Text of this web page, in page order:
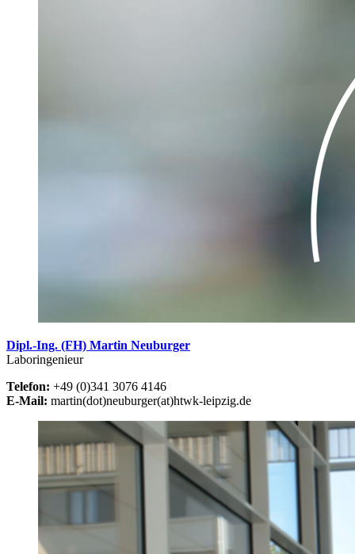
Dipl.-Ing. (FH) Martin Neuburger
Laboringenieur
Telefon: +49 (0)341 3076 4146
E-Mail: martin(dot)neuburger(at)htwk-leipzig.de